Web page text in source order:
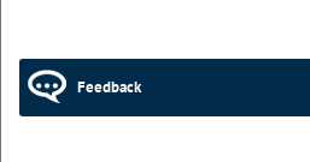
Feedback